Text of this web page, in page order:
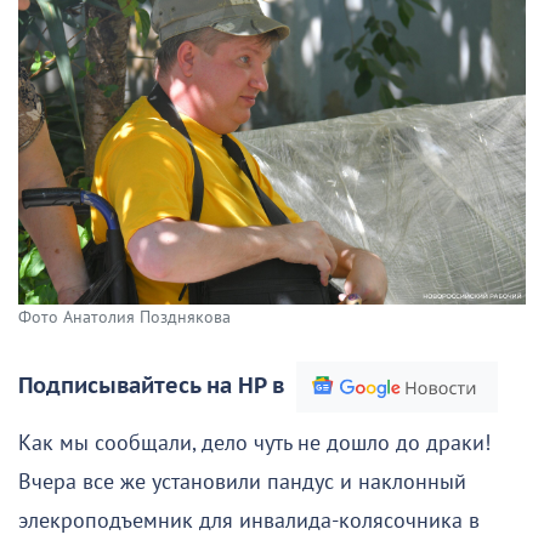
Фото Анатолия Позднякова
Подписывайтесь на НР в
Как мы сообщали, дело чуть не дошло до драки!
Вчера все же установили пандус и наклонный
элекроподъемник для инвалида-колясочника в